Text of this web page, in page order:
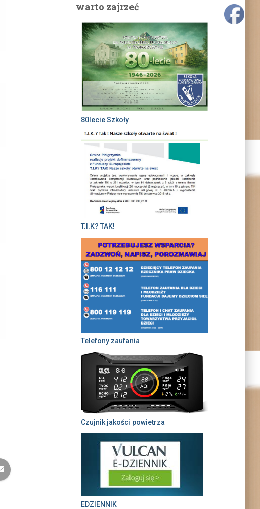
warto zajrzeć
80lecie Szkoły
T.I.K? TAK!
Telefony zaufania
Czujnik jakości powietrza
EDZIENNIK